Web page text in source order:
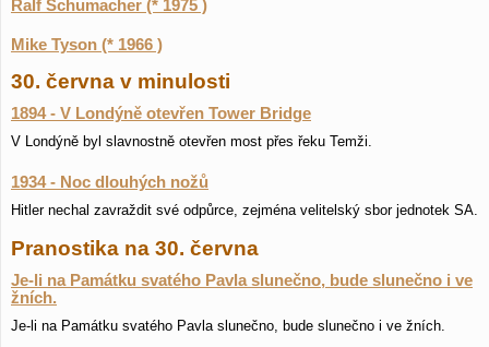
Ralf Schumacher (* 1975 )
Mike Tyson (* 1966 )
30. června v minulosti
1894 - V Londýně otevřen Tower Bridge
V Londýně byl slavnostně otevřen most přes řeku Temži.
1934 - Noc dlouhých nožů
Hitler nechal zavraždit své odpůrce, zejména velitelský sbor jednotek SA.
Pranostika na 30. června
Je-li na Památku svatého Pavla slunečno, bude slunečno i ve
žních.
Je-li na Památku svatého Pavla slunečno, bude slunečno i ve žních.